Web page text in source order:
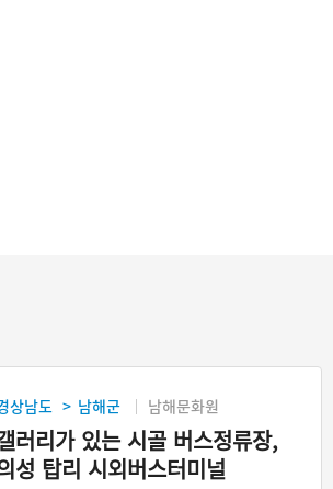
상남도 > 남해군 남해문화원
러리가 있는 시골 버스정류장,
성 탑리 시외버스터미널